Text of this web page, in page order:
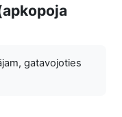
gatavojoties